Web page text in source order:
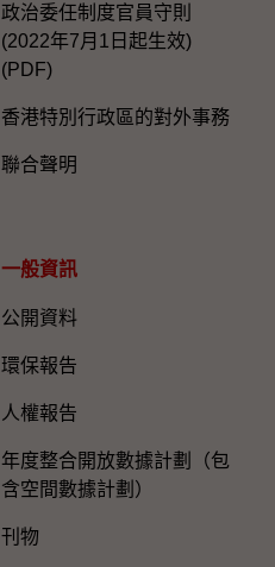
政治委任制度官員守則
(2022年7月1日起生效)
(PDF)
香港特別行政區的對外事務
聯合聲明
一般資訊​
公開資料
環保報告
人權報告
年度整合開放數據計劃（包
含空間數據計劃）
刊物